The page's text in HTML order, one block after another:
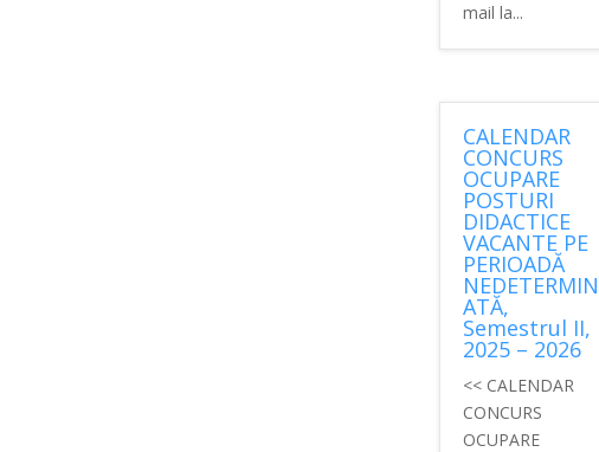
mail la...
CALENDAR
CONCURS
OCUPARE
POSTURI
DIDACTICE
VACANTE PE
PERIOADĂ
NEDETERMIN
ATĂ,
Semestrul II,
2025 – 2026
<< CALENDAR
CONCURS
OCUPARE